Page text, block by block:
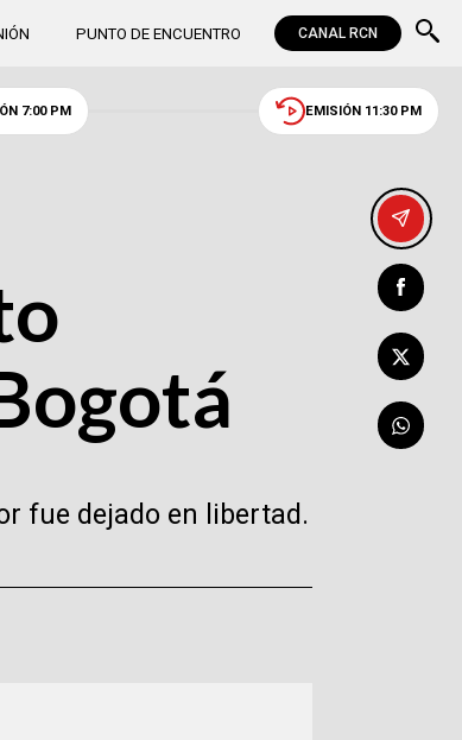
PUNTO DE ENCUENTRO CANAL RCN
7:00 PM EMISIÓN 11:30 PM
fue dejado en libertad.